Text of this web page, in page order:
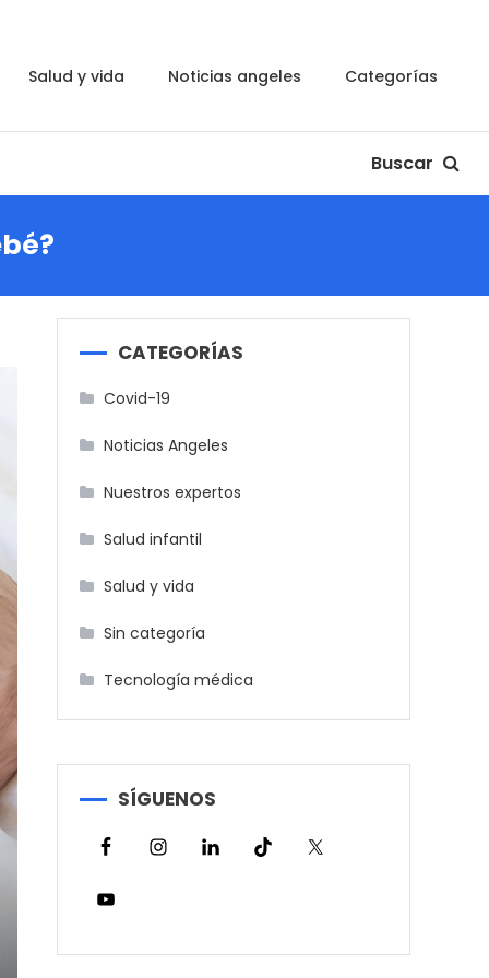
salud y vida noticias angeles categorías
Buscar
CATEGORÍAS
Covid-19
Noticias Angeles
Nuestros expertos
Salud infantil
Salud y vida
Sin categoría
Tecnología médica
SÍGUENOS